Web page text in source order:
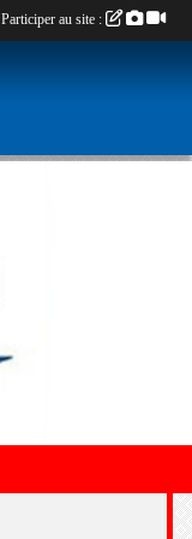
Participer au site :